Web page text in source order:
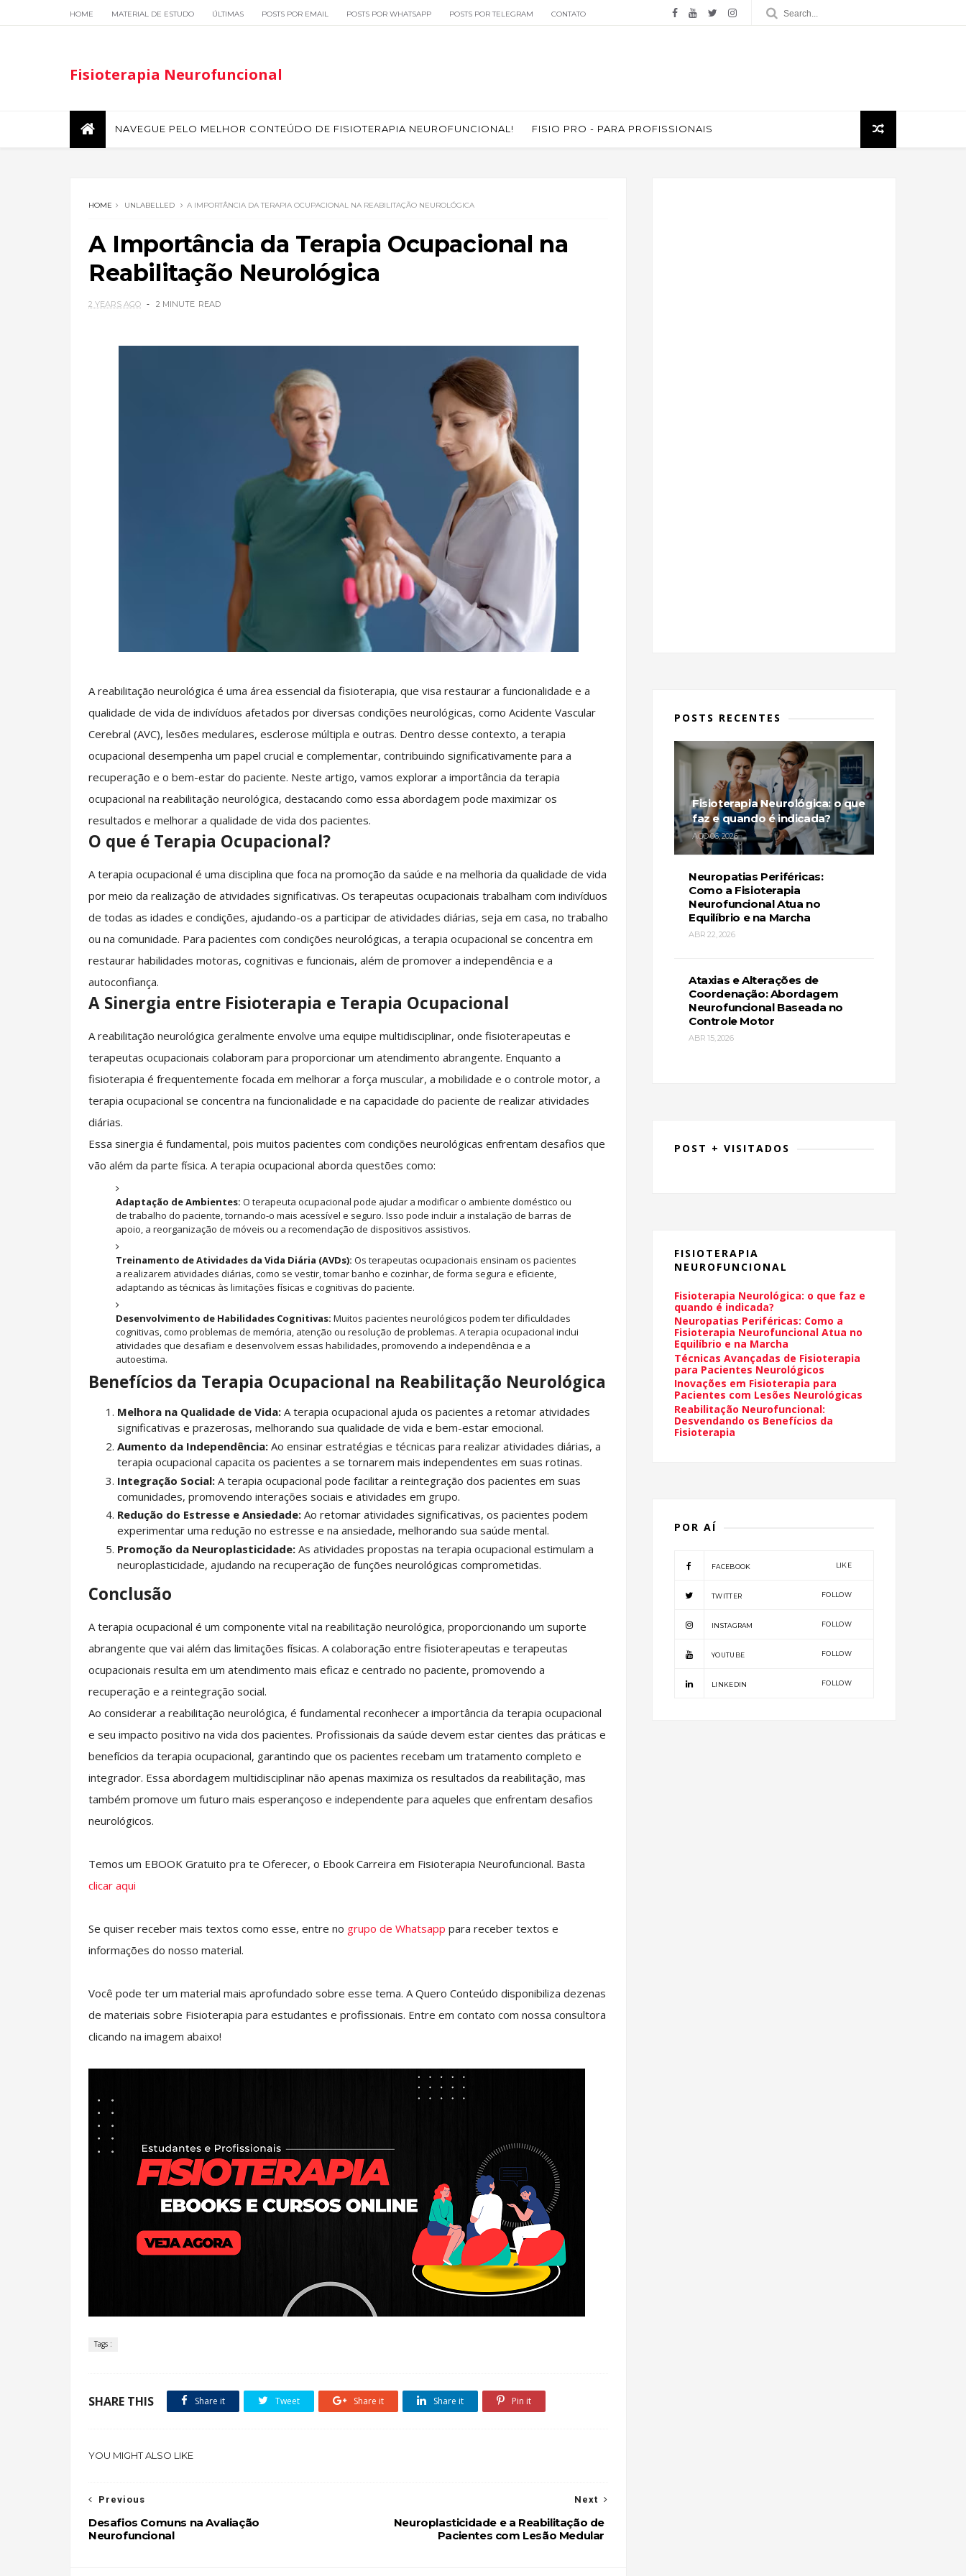
HOME MATERIAL DE ESTUDO ÚLTIMAS POSTS POR EMAIL POSTS POR WHATSAPP POSTS POR TELEGRAM CONTATO
Fisioterapia Neurofuncional
NAVEGUE PELO MELHOR CONTEÚDO DE FISIOTERAPIA NEUROFUNCIONAL! FISIO PRO - PARA PROFISSIONAIS
HOME UNLABELLED A IMPORTÂNCIA DA TERAPIA OCUPACIONAL NA REABILITAÇÃO NEUROLÓGICA
A Importância da Terapia Ocupacional na
Reabilitação Neurológica
2 YEARS AGO 2 MINUTE READ
A reabilitação neurológica é uma área essencial da fisioterapia, que visa restaurar a funcionalidade e a
qualidade de vida de indivíduos afetados por diversas condições neurológicas, como Acidente Vascular
Cerebral (AVC), lesões medulares, esclerose múltipla e outras. Dentro desse contexto, a terapia
ocupacional desempenha um papel crucial e complementar, contribuindo significativamente para a
recuperação e o bem-estar do paciente. Neste artigo, vamos explorar a importância da terapia
ocupacional na reabilitação neurológica, destacando como essa abordagem pode maximizar os
resultados e melhorar a qualidade de vida dos pacientes.
O que é Terapia Ocupacional?
A terapia ocupacional é uma disciplina que foca na promoção da saúde e na melhoria da qualidade de vida
por meio da realização de atividades significativas. Os terapeutas ocupacionais trabalham com indivíduos
de todas as idades e condições, ajudando-os a participar de atividades diárias, seja em casa, no trabalho
ou na comunidade. Para pacientes com condições neurológicas, a terapia ocupacional se concentra em
restaurar habilidades motoras, cognitivas e funcionais, além de promover a independência e a
autoconfiança.
A Sinergia entre Fisioterapia e Terapia Ocupacional
A reabilitação neurológica geralmente envolve uma equipe multidisciplinar, onde fisioterapeutas e
terapeutas ocupacionais colaboram para proporcionar um atendimento abrangente. Enquanto a
fisioterapia é frequentemente focada em melhorar a força muscular, a mobilidade e o controle motor, a
terapia ocupacional se concentra na funcionalidade e na capacidade do paciente de realizar atividades
diárias.
Essa sinergia é fundamental, pois muitos pacientes com condições neurológicas enfrentam desafios que
vão além da parte física. A terapia ocupacional aborda questões como:
Adaptação de Ambientes: O terapeuta ocupacional pode ajudar a modificar o ambiente doméstico ou
de trabalho do paciente, tornando-o mais acessível e seguro. Isso pode incluir a instalação de barras de
apoio, a reorganização de móveis ou a recomendação de dispositivos assistivos.
Treinamento de Atividades da Vida Diária (AVDs): Os terapeutas ocupacionais ensinam os pacientes
a realizarem atividades diárias, como se vestir, tomar banho e cozinhar, de forma segura e eficiente,
adaptando as técnicas às limitações físicas e cognitivas do paciente.
Desenvolvimento de Habilidades Cognitivas: Muitos pacientes neurológicos podem ter dificuldades
cognitivas, como problemas de memória, atenção ou resolução de problemas. A terapia ocupacional inclui
atividades que desafiam e desenvolvem essas habilidades, promovendo a independência e a
autoestima.
Benefícios da Terapia Ocupacional na Reabilitação Neurológica
Melhora na Qualidade de Vida: A terapia ocupacional ajuda os pacientes a retomar atividades
significativas e prazerosas, melhorando sua qualidade de vida e bem-estar emocional.
Aumento da Independência: Ao ensinar estratégias e técnicas para realizar atividades diárias, a
terapia ocupacional capacita os pacientes a se tornarem mais independentes em suas rotinas.
Integração Social: A terapia ocupacional pode facilitar a reintegração dos pacientes em suas
comunidades, promovendo interações sociais e atividades em grupo.
Redução do Estresse e Ansiedade: Ao retomar atividades significativas, os pacientes podem
experimentar uma redução no estresse e na ansiedade, melhorando sua saúde mental.
Promoção da Neuroplasticidade: As atividades propostas na terapia ocupacional estimulam a
neuroplasticidade, ajudando na recuperação de funções neurológicas comprometidas.
Conclusão
A terapia ocupacional é um componente vital na reabilitação neurológica, proporcionando um suporte
abrangente que vai além das limitações físicas. A colaboração entre fisioterapeutas e terapeutas
ocupacionais resulta em um atendimento mais eficaz e centrado no paciente, promovendo a
recuperação e a reintegração social.
Ao considerar a reabilitação neurológica, é fundamental reconhecer a importância da terapia ocupacional
e seu impacto positivo na vida dos pacientes. Profissionais da saúde devem estar cientes das práticas e
benefícios da terapia ocupacional, garantindo que os pacientes recebam um tratamento completo e
integrador. Essa abordagem multidisciplinar não apenas maximiza os resultados da reabilitação, mas
também promove um futuro mais esperançoso e independente para aqueles que enfrentam desafios
neurológicos.
Temos um EBOOK Gratuito pra te Oferecer, o Ebook Carreira em Fisioterapia Neurofuncional. Basta
clicar aqui
Se quiser receber mais textos como esse, entre no grupo de Whatsapp para receber textos e
informações do nosso material.
Você pode ter um material mais aprofundado sobre esse tema. A Quero Conteúdo disponibiliza dezenas
de materiais sobre Fisioterapia para estudantes e profissionais. Entre em contato com nossa consultora
clicando na imagem abaixo!
Tags :
SHARE THIS Share it Tweet Share it Share it Pin it
YOU MIGHT ALSO LIKE
Next
Neuroplasticidade e a Reabilitação de
Pacientes com Lesão Medular
Previous
Desafios Comuns na Avaliação
Neurofuncional
POSTS RECENTES
Fisioterapia Neurológica: o que
faz e quando é indicada?
AGO 06, 2026
Neuropatias Periféricas:
Como a Fisioterapia
Neurofuncional Atua no
Equilíbrio e na Marcha
ABR 22, 2026
Ataxias e Alterações de
Coordenação: Abordagem
Neurofuncional Baseada no
Controle Motor
ABR 15, 2026
POST + VISITADOS
FISIOTERAPIA
NEUROFUNCIONAL
Fisioterapia Neurológica: o que faz e
quando é indicada?
Neuropatias Periféricas: Como a
Fisioterapia Neurofuncional Atua no
Equilíbrio e na Marcha
Técnicas Avançadas de Fisioterapia
para Pacientes Neurológicos
Inovações em Fisioterapia para
Pacientes com Lesões Neurológicas
Reabilitação Neurofuncional:
Desvendando os Benefícios da
Fisioterapia
POR AÍ
FACEBOOK LIKE
TWITTER FOLLOW
INSTAGRAM FOLLOW
YOUTUBE FOLLOW
LINKEDIN FOLLOW